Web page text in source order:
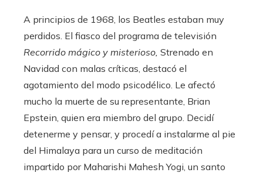
A principios de 1968, los Beatles estaban muy
perdidos. El fiasco del programa de televisión
Recorrido mágico y misterioso, Strenado en
Navidad con malas críticas, destacó el
agotamiento del modo psicodélico. Le afectó
mucho la muerte de su representante, Brian
Epstein, quien era miembro del grupo. Decidí
detenerme y pensar, y procedí a instalarme al pie
del Himalaya para un curso de meditación
impartido por Maharishi Mahesh Yogi, un santo